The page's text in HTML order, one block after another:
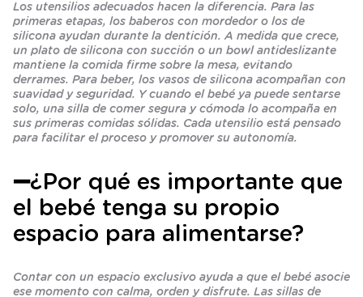
Los utensilios adecuados hacen la diferencia. Para las
primeras etapas, los baberos con mordedor o los de
silicona ayudan durante la dentición. A medida que crece,
un plato de silicona con succión o un bowl antideslizante
mantiene la comida firme sobre la mesa, evitando
derrames. Para beber, los vasos de silicona acompañan con
suavidad y seguridad. Y cuando el bebé ya puede sentarse
solo, una silla de comer segura y cómoda lo acompaña en
sus primeras comidas sólidas. Cada utensilio está pensado
para facilitar el proceso y promover su autonomía.
➖¿Por qué es importante que
el bebé tenga su propio
espacio para alimentarse?
Contar con un espacio exclusivo ayuda a que el bebé asocie
ese momento con calma, orden y disfrute. Las sillas de